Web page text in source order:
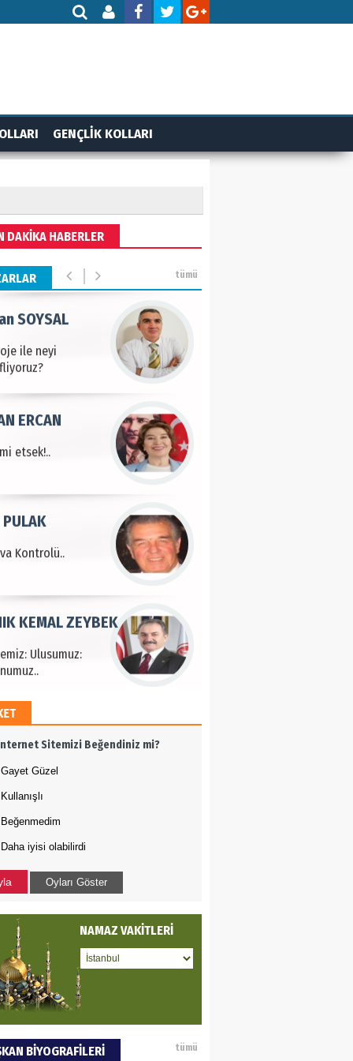
GENÇLİK KOLLARI
DAKİKA HABERLER
tümü
TAŞDEMİR
- Sağlık turizminde
başarı…
BULUZ
tarımla para
ile neyi
SOYSAL
etsek!..
ERCAN
Kontrolü..
PULAK
Ulusumuz:
KEMAL ZEYBEK
12 Eylül..
TAŞDEMİR
- Sağlık turizminde
başarı…
BULUZ
tarımla para
ile neyi
SOYSAL
Sitemizi Beğendiniz mi?
Gayet Güzel
Kullanışlı
Beğenmedim
Daha iyisi olabilirdi
Oyları Göster
NAMAZ VAKİTLERİ
BİYOGRAFİLERİ tümü